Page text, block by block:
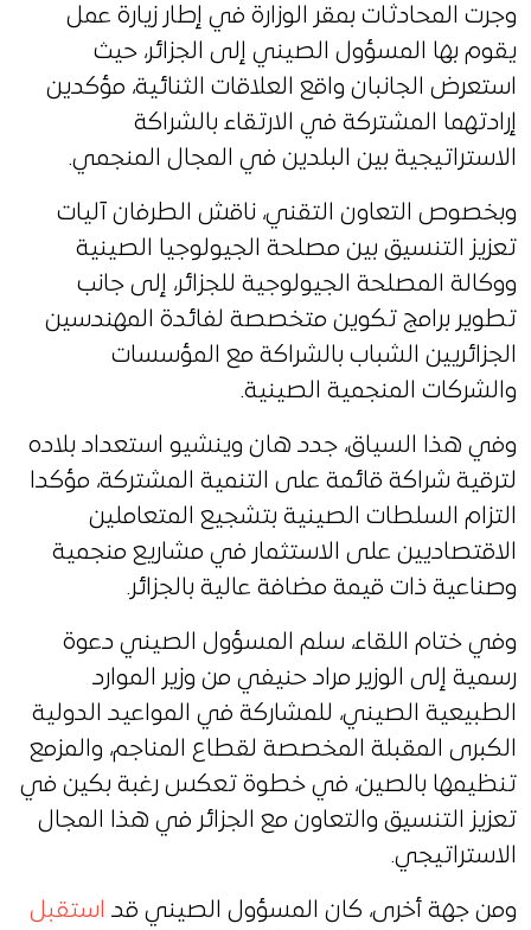
وجرت المحادثات بمقر الوزارة في إطار زيارة عمل
يقوم بها المسؤول الصيني إلى الجزائر، حيث
استعرض الجانبان واقع العلاقات الثنائية، مؤكدين
إرادتهما المشتركة في الارتقاء بالشراكة
الاستراتيجية بين البلدين في المجال المنجمي.
وبخصوص التعاون التقني، ناقش الطرفان آليات
تعزيز التنسيق بين مصلحة الجيولوجيا الصينية
ووكالة المصلحة الجيولوجية للجزائر، إلى جانب
تطوير برامج تكوين متخصصة لفائدة المهندسين
الجزائريين الشباب بالشراكة مع المؤسسات
والشركات المنجمية الصينية.
وفي هذا السياق، جدد هان وينشيو استعداد بلاده
لترقية شراكة قائمة على التنمية المشتركة، مؤكدا
التزام السلطات الصينية بتشجيع المتعاملين
الاقتصاديين على الاستثمار في مشاريع منجمية
وصناعية ذات قيمة مضافة عالية بالجزائر.
وفي ختام اللقاء، سلم المسؤول الصيني دعوة
رسمية إلى الوزير مراد حنيفي من وزير الموارد
الطبيعية الصيني، للمشاركة في المواعيد الدولية
الكبرى المقبلة المخصصة لقطاع المناجم، والمزمع
تنظيمها بالصين، في خطوة تعكس رغبة بكين في
تعزيز التنسيق والتعاون مع الجزائر في هذا المجال
الاستراتيجي.
ومن جهة أخرى، كان المسؤول الصيني قد استقبل